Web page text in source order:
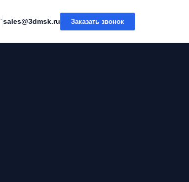
-sales@3dmsk.ru Заказать звонок